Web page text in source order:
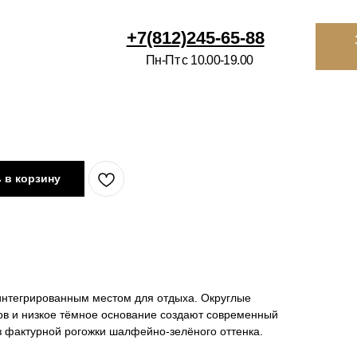
Заказать
звонок
в корзину
местом для отдыха. Округлые
и низкое тёмное основание создают современный
рогожки шалфейно-зелёного оттенка.